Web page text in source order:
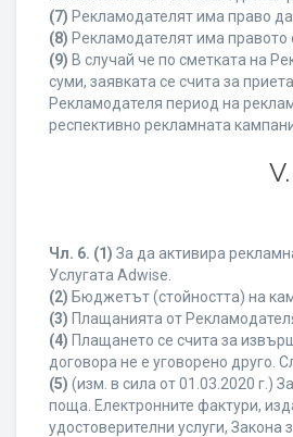
(7) Рекламодателят има право
(8) Рекламодателят има правото
(9) В случай че по сметката на
суми, заявката се счита за
Рекламодателя период на
респективно рекламната
Чл. 6. (1) За да активира
Услугата Adwise.
(2) Бюджетът (стойността) на
(3) Плащанията от
(4) Плащането се счита за
договора не е уговорено друго.
(5) (изм. в сила от 01.03.2020 г.)
поща. Електронните фактури,
удостоверителни услуги,